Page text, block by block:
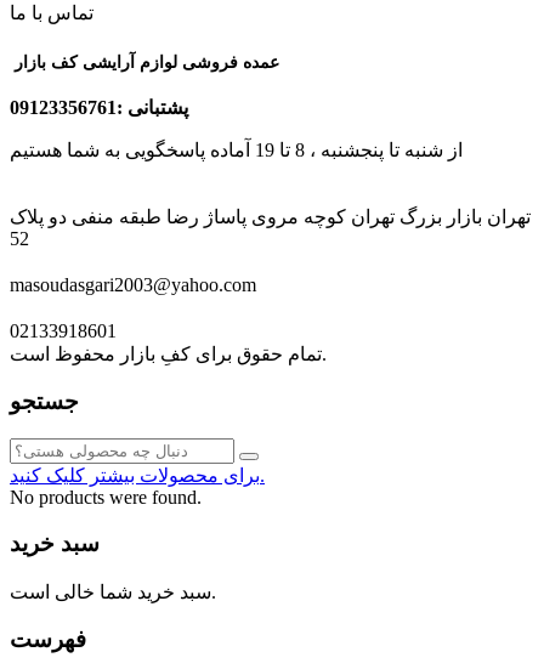
تماس با ما
پشتبانی :09123356761
از شنبه تا پنجشنبه ، 8 تا 19 آماده پاسخگویی به شما هستیم
تهران بازار بزرگ تهران کوچه مروی پاساژ رضا طبقه منفی دو پلاک
52
masoudasgari2003@yahoo.com
02133918601
تمام حقوق برای کفِ بازار محفوظ است.
جستجو
برای محصولات بیشتر کلیک کنید.
No products were found.
سبد خرید
سبد خرید شما خالی است.
فهرست